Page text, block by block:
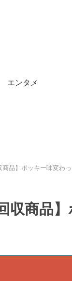
エンタメ
商品】ポッキー味変わ
収商品